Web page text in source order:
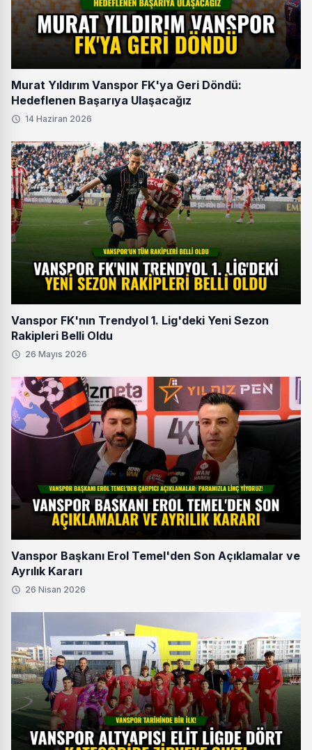
Murat Yıldırım Vanspor FK'ya Geri Döndü:
Hedeflenen Başarıya Ulaşacağız
14 Haziran 2026
Vanspor FK'nın Trendyol 1. Lig'deki Yeni Sezon
Rakipleri Belli Oldu
26 Mayıs 2026
Vanspor Başkanı Erol Temel'den Son Açıklamalar ve
Ayrılık Kararı
26 Nisan 2026